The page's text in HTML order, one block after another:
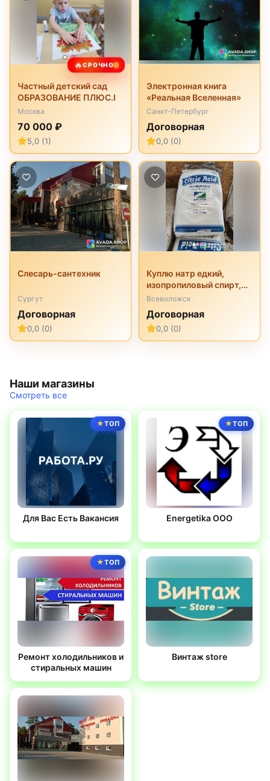
🔥СРОЧНО
Частный детский сад
ОБРАЗОВАНИЕ ПЛЮС.I
Москва
70 000 ₽
5,0 (1)
Электронная книга
«Реальная Вселенная»
Санкт-Петербург
Договорная
0,0 (0)
Слесарь-сантехник
Сургут
Договорная
0,0 (0)
Куплю натр едкий,
изопропиловый спирт,
перкарбонат натрия,
другую химию
неликвиды
Всеволожск
Договорная
0,0 (0)
Наши магазины
Смотреть все
ТОП
Для Вас Есть Вакансия
ТОП
Energetika OOO
ТОП
Ремонт холодильников и
стиральных машин
Винтаж store